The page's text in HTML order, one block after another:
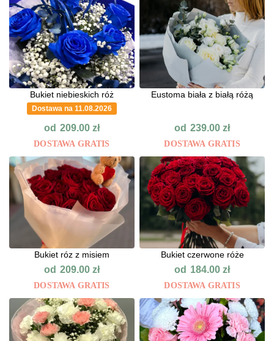
Bukiet niebieskich róż
Dostawa na 11.08.2026
od 209.00 zł
DOSTAWA GRATIS
Eustoma biała z białą różą
od 239.00zł
DOSTAWA GRATIS
Bukiet róz z misiem
od 209.00 zł
DOSTAWA GRATIS
Bukiet czerwone róże
od 184.00zł
DOSTAWA GRATIS